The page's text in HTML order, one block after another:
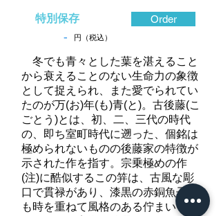
特別保存
- 円（税込）
Order
冬でも青々とした葉を湛えること
から衰えることのない生命力の象徴
として捉えられ、また愛でられてい
たのが万(お)年(も)青(と)。古後藤(こ
ごとう)とは、初、二、三代の時代
の、即ち室町時代に遡った、個銘は
極められないものの後藤家の特徴が
示された作を指す。宗乗極めの作
(注)に酷似するこの笄は、古風な彫
口で貫禄があり、漆黒の赤銅魚子地
も時を重ねて風格のある佇まいを示